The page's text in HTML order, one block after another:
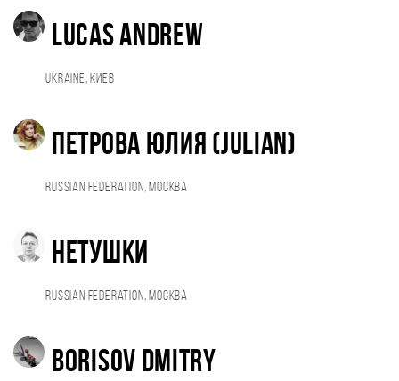
Lucas Andrew
Ukraine, Киев
Петрова Юлия (JuliaN)
Russian Federation, Москва
Нетушки
Russian Federation, Москва
Borisov Dmitry